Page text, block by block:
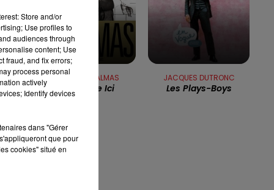
13h00 - 16h00
LES APRÈS-MIDI QUI CHANTENT
GERALD DE PALMAS
Elle Habite Ici
JACQUES DUTRONC
Les Plays-Boys
Store and/or
Use profiles to
audiences through
content; Use
fraud, and fix errors;
process personal
actively
Identify devices
dans "Gérer
que pour
cookies" situé en